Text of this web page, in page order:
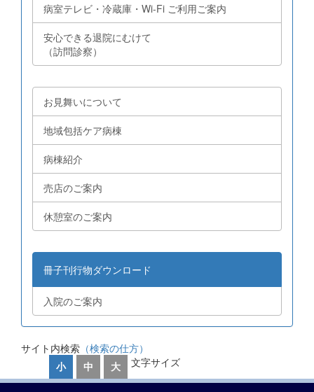
病室テレビ・冷蔵庫・Wi-Fi ご利用ご案内
安心できる退院にむけて
（訪問診察）
お見舞いについて
地域包括ケア病棟
病棟紹介
売店のご案内
休憩室のご案内
冊子刊行物ダウンロード
入院のご案内
サイト内検索 （検索の仕方）
小 中 大 文字サイズ